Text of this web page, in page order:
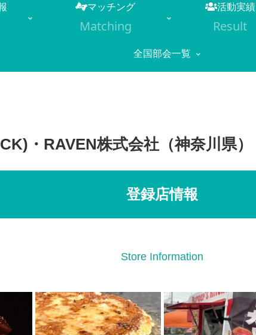
マッチング
Matching
活動実績
Result
全国部会一覧
・RAVEN株式会社（神奈川県）
登録店情報
Store Information